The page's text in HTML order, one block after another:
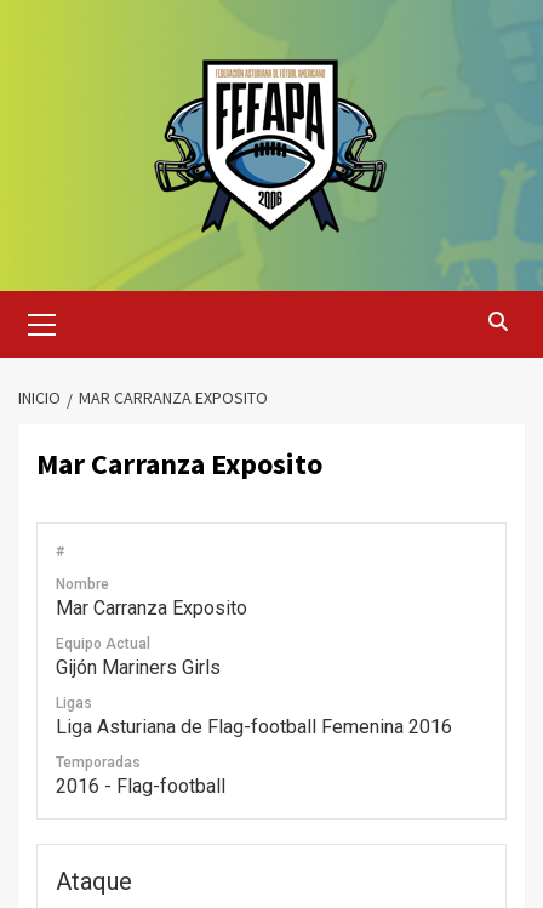
primario
INICIO MAR CARRANZA EXPOSITO
Mar Carranza Exposito
#
Nombre
Mar Carranza Exposito
Equipo Actual
Gijón Mariners Girls
Ligas
Liga Asturiana de Flag-football Femenina 2016
Temporadas
2016 - Flag-football
Ataque